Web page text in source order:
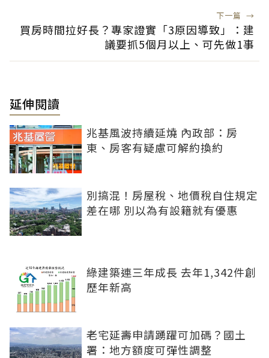
下一篇 →
買房時間拉好長？專家證實「3原因導致」：建
議要抓5個月以上、可先做1事
延伸閱讀
兆基風波持續延燒 內政部：房
東、房客有疑慮可解約換約
別搞混！房屋稅、地價稅自住規定
差在哪 別以為有設籍就有優惠
綠建築連三年成長 去年1,342件創
歷年新高
老宅延壽申請踴躍可加碼？國土
署：地方額度可彈性調整